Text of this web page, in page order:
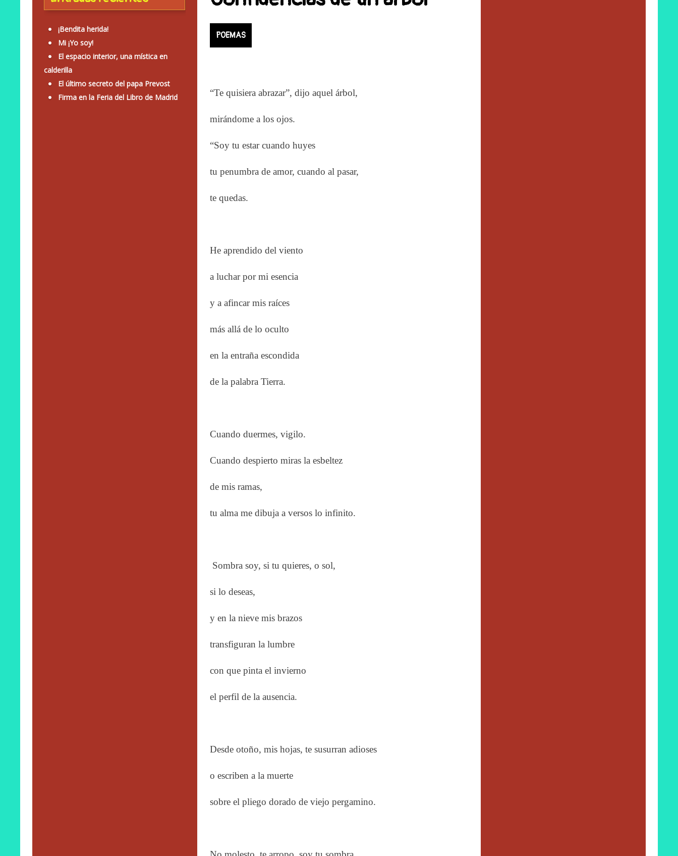
POEMAS
“Te quisiera abrazar”, dijo aquel árbol,
mirándome a los ojos.
“Soy tu estar cuando huyes
tu penumbra de amor, cuando al pasar,
te quedas.
He aprendido del viento
a luchar por mi esencia
y a afincar mis raíces
más allá de lo oculto
en la entraña escondida
de la palabra Tierra.
Cuando duermes, vigilo.
Cuando despierto miras la esbeltez
de mis ramas,
tu alma me dibuja a versos lo infinito.
Sombra soy, si tu quieres, o sol,
si lo deseas,
y en la nieve mis brazos
transfiguran la lumbre
con que pinta el invierno
el perfil de la ausencia.
Desde otoño, mis hojas, te susurran adioses
o escriben a la muerte
sobre el pliego dorado de viejo pergamino.
¡Bendita herida!
Mi ¡Yo soy!
El espacio interior, una mística en
calderilla
El último secreto del papa Prevost
Firma en la Feria del Libro de Madrid